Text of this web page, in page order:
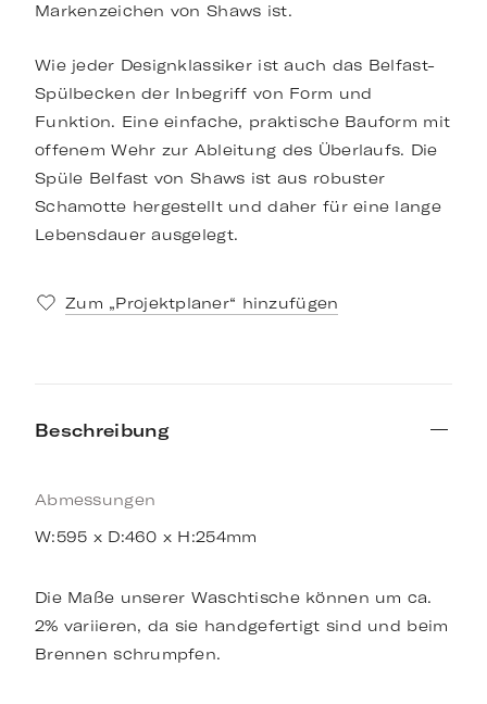
Markenzeichen von Shaws ist.
Wie jeder Designklassiker ist auch das Belfast-
Spülbecken der Inbegriff von Form und
Funktion. Eine einfache, praktische Bauform mit
offenem Wehr zur Ableitung des Überlaufs. Die
Spüle Belfast von Shaws ist aus robuster
Schamotte hergestellt und daher für eine lange
Lebensdauer ausgelegt.
Zum „Projektplaner“ hinzufügen
Beschreibung
Abmessungen
W:595 x D:460 x H:254mm
Die Maße unserer Waschtische können um ca.
2% variieren, da sie handgefertigt sind und beim
Brennen schrumpfen.